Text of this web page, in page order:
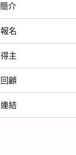
介
名
主
顧
結